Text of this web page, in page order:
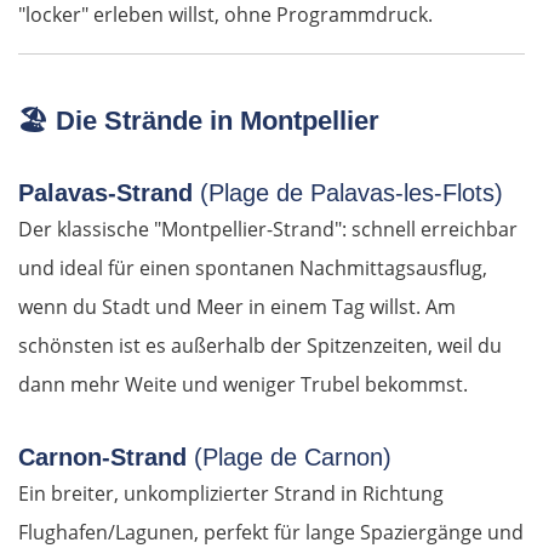
"locker" erleben willst, ohne Programmdruck.
🏖️ Die Strände in Montpellier
Palavas-Strand (Plage de Palavas-les-Flots)
Der klassische "Montpellier-Strand": schnell erreichbar
und ideal für einen spontanen Nachmittagsausflug,
wenn du Stadt und Meer in einem Tag willst. Am
schönsten ist es außerhalb der Spitzenzeiten, weil du
dann mehr Weite und weniger Trubel bekommst.
Carnon-Strand (Plage de Carnon)
Ein breiter, unkomplizierter Strand in Richtung
Flughafen/Lagunen, perfekt für lange Spaziergänge und
Lettland
Salacgrīva
Riga
Bauska
Litauen
Panevėžys